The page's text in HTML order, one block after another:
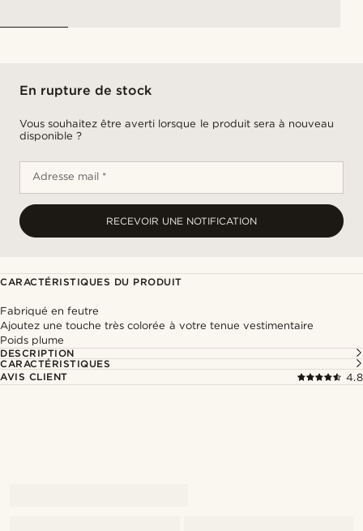
En rupture de stock
Vous souhaitez être averti lorsque le produit sera à nouveau
disponible ?
Adresse mail *
RECEVOIR UNE NOTIFICATION
CARACTÉRISTIQUES DU PRODUIT
Fabriqué en feutre
Ajoutez une touche très colorée à votre tenue vestimentaire
Poids plume
DESCRIPTION
CARACTÉRISTIQUES
AVIS CLIENT
4.8